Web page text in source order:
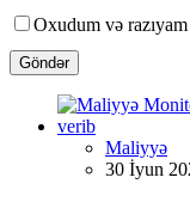
Oxudum və razıyam
Göndər
Maliyyə
30 İyun